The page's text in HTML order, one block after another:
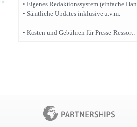
• Eigenes Redaktionssystem (einfache
• Sämtliche Updates inklusive u.v.m.
• Kosten und Gebühren für Presse-Ressort: